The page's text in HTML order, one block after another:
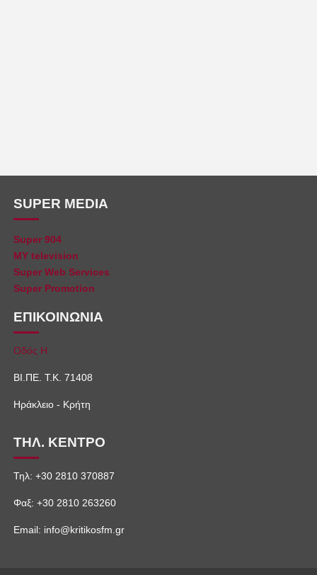
SUPER MEDIA
Super 904
MY television
Super Web Services
Super Promotion
ΕΠΙΚΟΙΝΩΝΙΑ
Οδός Η
ΒΙ.ΠΕ. Τ.Κ. 71408
Ηράκλειο - Κρήτη
ΤΗΛ. ΚΕΝΤΡΟ
Τηλ: +30 2810 370887
Φαξ: +30 2810 263260
Email: info@kritikosfm.gr